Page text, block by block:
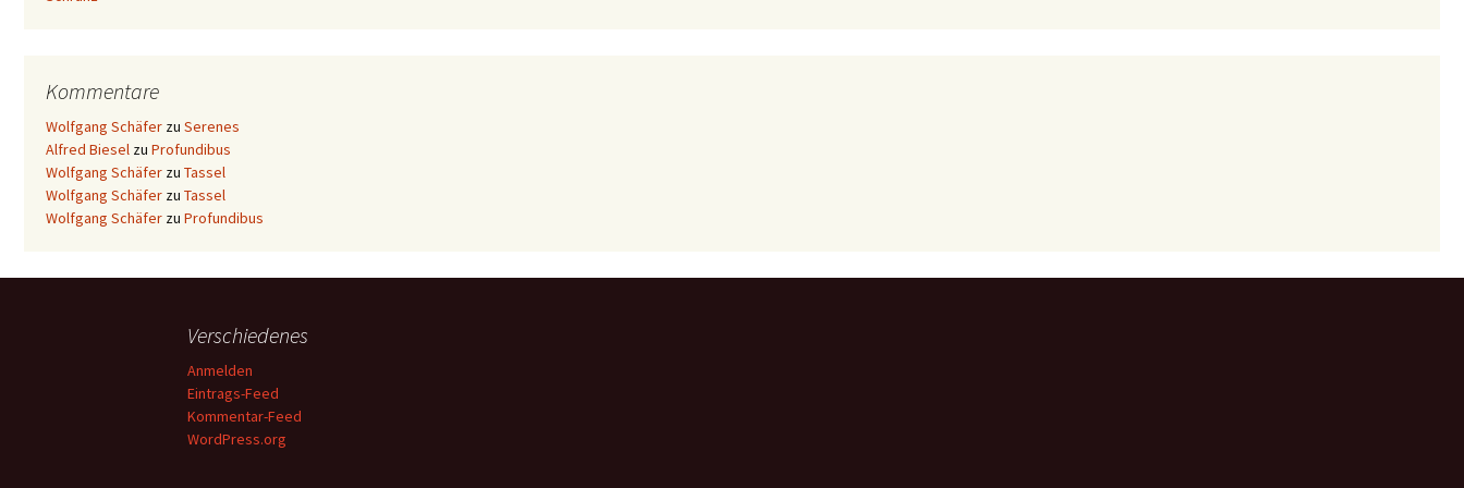
Kommentare
Wolfgang Schäfer zu Serenes
Alfred Biesel zu Profundibus
Wolfgang Schäfer zu Tassel
Wolfgang Schäfer zu Tassel
Wolfgang Schäfer zu Profundibus
Verschiedenes
Anmelden
Eintrags-Feed
Kommentar-Feed
WordPress.org